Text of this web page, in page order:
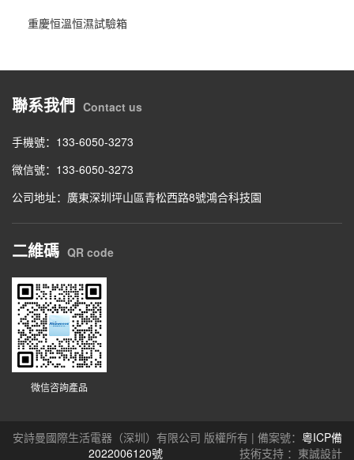
重慶恒溫恒濕試驗箱
聯系我們 Contact us
手機號：133-6050-3273
微信號：133-6050-3273
公司地址：廣東深圳坪山區青松西路8號鴻合科技園
二維碼 QR code
微信咨詢產品
安詩曼國際生活電器（深圳）有限公司 版權所有 | 備案號： 粵ICP備
2022006120號
技術支持 ：東誠設計